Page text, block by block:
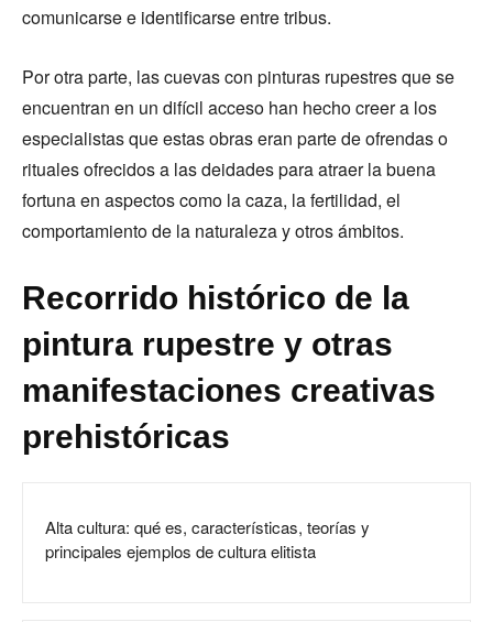
comunicarse e identificarse entre tribus.
Por otra parte, las cuevas con pinturas rupestres que se
encuentran en un difícil acceso han hecho creer a los
especialistas que estas obras eran parte de ofrendas o
rituales ofrecidos a las deidades para atraer la buena
fortuna en aspectos como la caza, la fertilidad, el
comportamiento de la naturaleza y otros ámbitos.
Recorrido histórico de la
pintura rupestre y otras
manifestaciones creativas
prehistóricas
Alta cultura: qué es, características, teorías y
principales ejemplos de cultura elitista